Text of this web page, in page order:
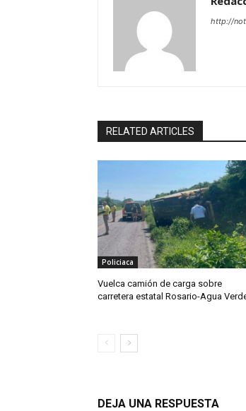
http://
RELATED ARTICLES
Policiaca
Vuelca camión de carga sobre
carretera estatal Rosario-Agua
DEJA UNA RESPUESTA